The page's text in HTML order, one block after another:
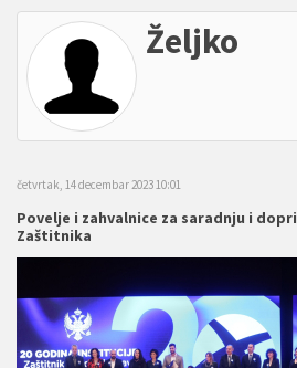
Željko
četvrtak, 14 decembar 2023 10:01
Povelje i zahvalnice za saradnju i
Zaštitnika